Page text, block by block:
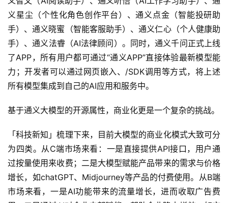
Audio（音频理解大模型）等。
除了底层大模型的研发，通义团队在应用端产品也卯足了
劲。在去年10月的阿里云云栖大会上，CTO周靖人一口气
发布了八款产品模型：包括通义灵码（智能编码助手）、通
义智文（AI阅读助手）、通义听悟（AI工作学习助手）、通
义星尘（个性化角色创作平台）、通义点金（智能投研助
手）、通义晓蜜（智能客服助手）、通义仁心（个人健康助
手）、通义法睿（AI法律顾问）。同时，通义千问正式上线
了APP，所有用户都可通过“通义APP”直接体验最新模型能
力；开发者可以通过网页嵌入、/SDK调用等方式，将上述
所有模型集成到自己的AI应用和服务中。
基于通义大模型的开源属性，商业化更是一个复杂的挑战。